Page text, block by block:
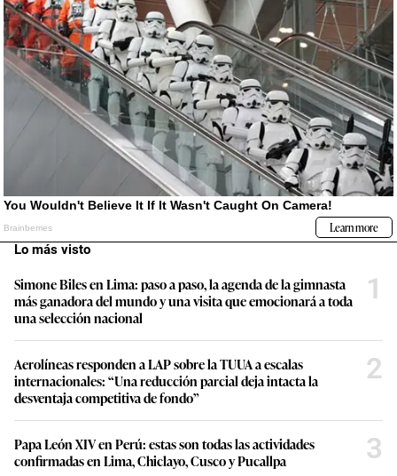
Lo más visto
Simone Biles en Lima: paso a paso, la agenda de la gimnasta
más ganadora del mundo y una visita que emocionará a toda
una selección nacional
1
Aerolíneas responden a LAP sobre la TUUA a escalas
internacionales: “Una reducción parcial deja intacta la
desventaja competitiva de fondo”
2
Papa León XIV en Perú: estas son todas las actividades
confirmadas en Lima, Chiclayo, Cusco y Pucallpa
3